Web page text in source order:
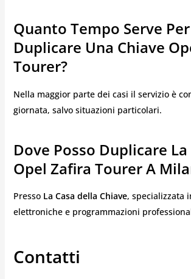
Quanto Tempo Serve Per
Duplicare Una Chiave
Tourer?
Nella maggior parte dei casi il servizio è
giornata, salvo situazioni particolari.
Dove Posso Duplicare La
Opel Zafira Tourer A
Presso La Casa della Chiave, specializzata
elettroniche e programmazioni
Contatti